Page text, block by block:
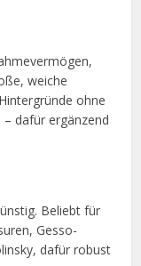
weiche
ohne
dafür ergänzend
Beliebt für
Gesso-
dafür robust